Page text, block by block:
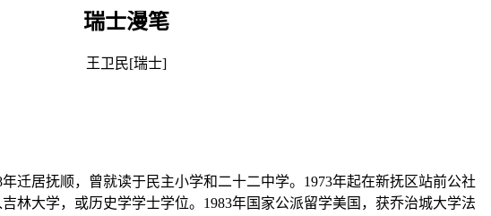
瑞士漫笔
王卫民[瑞士]
居抚顺，曾就读于民主小学和二十二中学。1973年起在新抚区站前公社
林大学，或历史学学士学位。1983年国家公派留学美国，获乔治城大学法